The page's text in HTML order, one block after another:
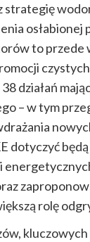
strategię
to
działań
– w tym
dotyczyć
rolę